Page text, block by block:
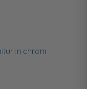
in chrom